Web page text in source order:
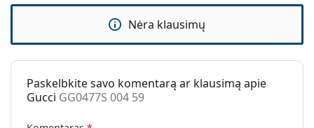
Naudojimas:
Madingi
GG0477S 004 59
Nėra klausimų
Paskelbkite savo komentarą ar klausimą apie
Gucci GG0477S 004 59